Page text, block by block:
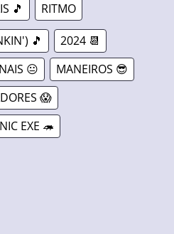
🎵 RITMO
🎵
2024 📆
😐
MANEIROS 😎
😱
EXE 🦔